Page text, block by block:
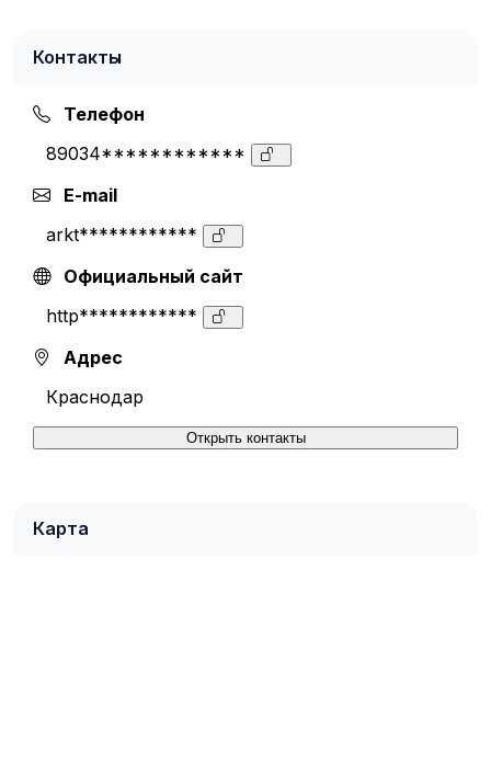
Контакты
Телефон
89034************
E-mail
arkt************
Официальный сайт
http************
Адрес
Краснодар
Открыть контакты
Карта